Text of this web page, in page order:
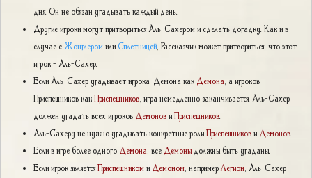
дня. Он не обязан угадывать каждый день.
Другие игроки могут притвориться Аль-Сахером и сделать догадку. Как и в
случае с Жонглеромили Сплетницей , Рассказчик может притвориться, что этот
игрок - Аль-Сахер.
Если Аль-Сахер угадывает игрока-Демона как Демона , а игроков-
Приспешников какПриспешников , игра немедленно заканчивается. Аль-Сахер
должен угадать всех игроков ДемоновиПриспешников
Аль-Сахеру не нужно угадывать конкретные ролиПриспешникови Демонов
Если в игре более одного Демона , все Демоны должны быть угаданы.
Если игрок являетсяПриспешникоми Демоном , напримерЛегион , Аль-Сахер